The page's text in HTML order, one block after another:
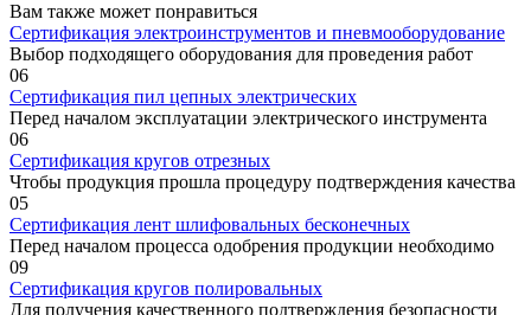
Вам также может понравиться
Сертификация электроинструментов и пневмооборудование
Выбор подходящего оборудования для проведения работ
06
Сертификация пил цепных электрических
Перед началом эксплуатации электрического инструмента
06
Сертификация кругов отрезных
Чтобы продукция прошла процедуру подтверждения качества
05
Сертификация лент шлифовальных бесконечных
Перед началом процесса одобрения продукции необходимо
09
Сертификация кругов полировальных
Для получения качественного подтверждения безопасности